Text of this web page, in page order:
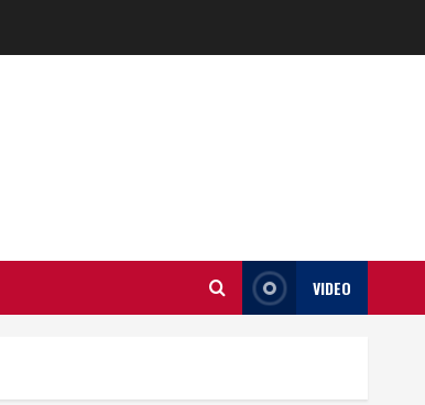
VIDEO